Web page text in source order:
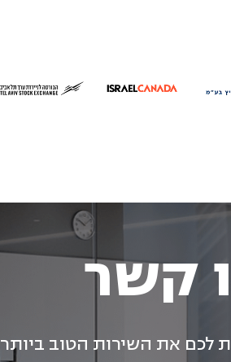
קשר
לכם את השירות הטוב ביותר